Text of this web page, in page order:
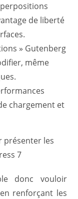
de liberté
» Gutenberg
même
chargement et
donc vouloir
renforçant les